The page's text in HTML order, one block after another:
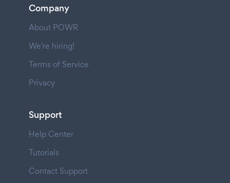
Company
About POWR
We're hiring!
Terms of Service
Privacy
Support
Help Center
Tutorials
Contact Support